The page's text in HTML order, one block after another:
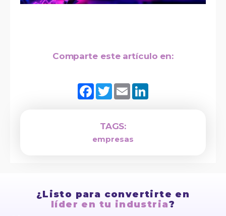
Comparte este artículo en:
Facebook
TwitterEmail
TAGS:
empresas
¿Listo para convertirte en
líder en tu industria?